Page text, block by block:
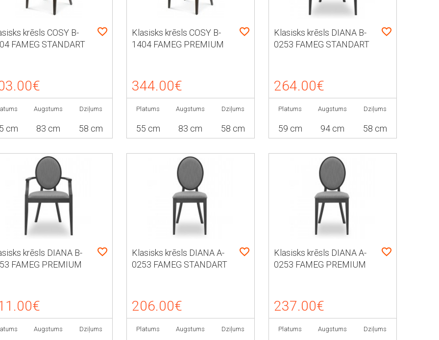
krēsls COSY B-
FAMEG STANDART
cm
Augstums
83 cm
Dziļums
58 cm
Klasisks krēsls COSY B-
1404 FAMEG PREMIUM
344.00€
Platums
55 cm
Augstums
83 cm
Dziļums
58 cm
Klasisks krēsls DIANA B-
0253 FAMEG STANDART
264.00€
Platums
59 cm
Augstums
94 cm
Dziļums
58 cm
krēsls DIANA B-
FAMEG PREMIUM
Augstums Dziļums
Klasisks krēsls DIANA A-
0253 FAMEG STANDART
206.00€
Platums Augstums Dziļums
Klasisks krēsls DIANA A-
0253 FAMEG PREMIUM
237.00€
Platums Augstums Dziļums